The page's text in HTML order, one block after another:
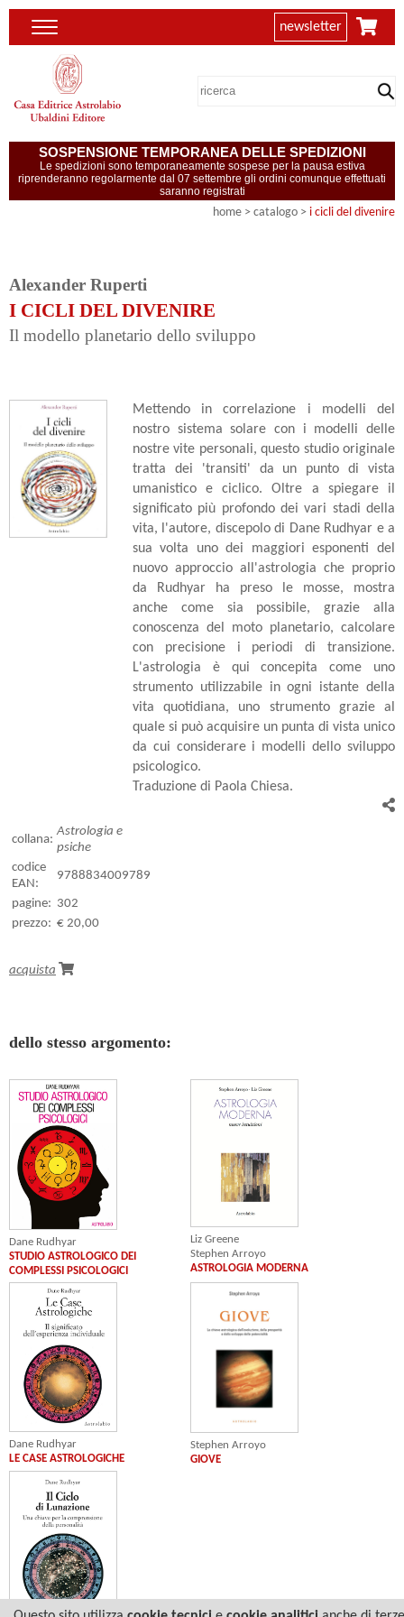
newsletter
SOSPENSIONE TEMPORANEA DELLE SPEDIZIONI
Le spedizioni sono temporaneamente sospese per la pausa estiva
riprenderanno regolarmente dal 07 settembre gli ordini comunque effettuati
saranno registrati
home > catalogo > i cicli del divenire
Alexander Ruperti
I CICLI DEL DIVENIRE
Il modello planetario dello sviluppo
Mettendo in correlazione i modelli del
nostro sistema solare con i modelli delle
nostre vite personali, questo studio originale
tratta dei 'transiti' da un punto di vista
umanistico e ciclico. Oltre a spiegare il
significato più profondo dei vari stadi della
vita, l'autore, discepolo di Dane Rudhyar e a
sua volta uno dei maggiori esponenti del
nuovo approccio all'astrologia che proprio
da Rudhyar ha preso le mosse, mostra
anche come sia possibile, grazie alla
conoscenza del moto planetario, calcolare
con precisione i periodi di transizione.
L'astrologia è qui concepita come uno
strumento utilizzabile in ogni istante della
vita quotidiana, uno strumento grazie al
quale si può acquisire un punta di vista unico
da cui considerare i modelli dello sviluppo
psicologico.
Traduzione di Paola Chiesa.
collana:
Astrologia e
psiche
codice
EAN:
9788834009789
pagine: 302
prezzo: € 20,00
acquista
dello stesso argomento:
Dane Rudhyar
STUDIO ASTROLOGICO DEI
COMPLESSI PSICOLOGICI
Liz Greene
Stephen Arroyo
ASTROLOGIA MODERNA
Dane Rudhyar
LE CASE ASTROLOGICHE
Stephen Arroyo
GIOVE